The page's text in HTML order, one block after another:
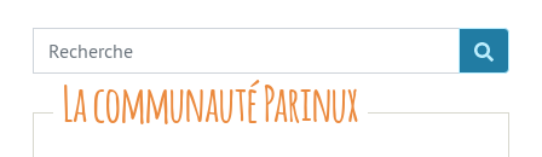
La communauté Parinux